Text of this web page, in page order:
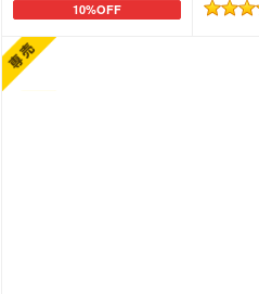
10%OFF
カートに追加